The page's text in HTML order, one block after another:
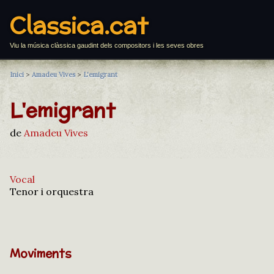
Classica.cat
Viu la música clàssica gaudint dels compositors i les seves obres
Inici > Amadeu Vives> L'emigrant
L'emigrant
de Amadeu Vives
Vocal
Tenor i orquestra
Moviments